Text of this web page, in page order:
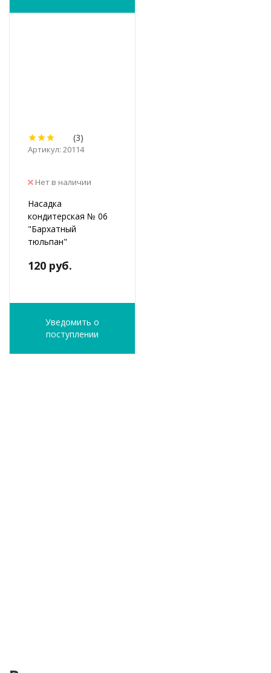
(3)
Артикул: 20114
Нет в наличии
Насадка
кондитерская № 06
"Бархатный
тюльпан"
120 руб.
Уведомить о
поступлении